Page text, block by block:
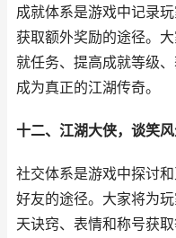
成就体系是游戏中记录
获取额外奖励的途径。
就任务、提高成就等级
成为真正的江湖传奇。
十二、江湖大侠，谈笑
社交体系是游戏中探讨
好友的途径。大家将为
天诀窍、表情和称号获